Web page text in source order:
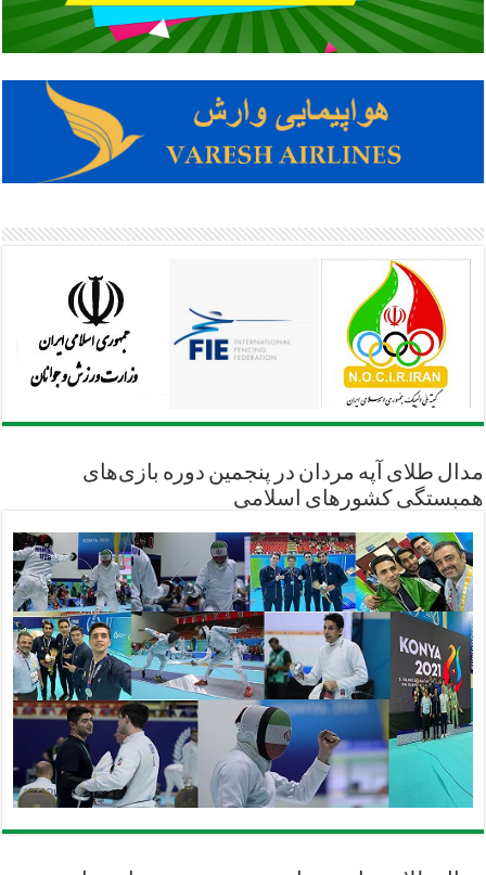
مدال طلای آپه مردان در پنجمین دوره بازی‌های
همبستگی کشورهای اسلامی